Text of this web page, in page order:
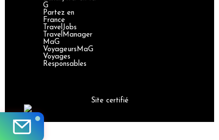
G
Partez en
France
TravelJobs
TravelManager
MaG
VoyageursMaG
Voyages
Responsables
Site certifié